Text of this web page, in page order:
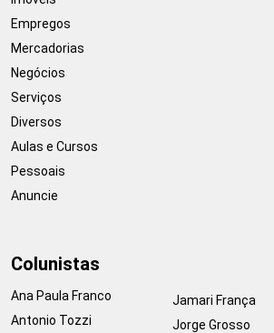
Empregos
Mercadorias
Negócios
Serviços
Diversos
Aulas e Cursos
Pessoais
Anuncie
Colunistas
Ana Paula Franco
Antonio Tozzi
Jamari França
Jorge Grosso